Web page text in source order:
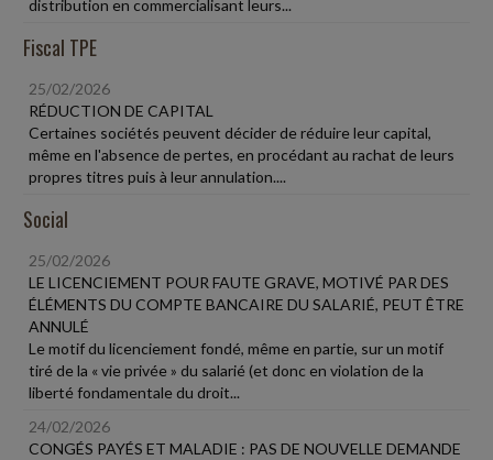
distribution en commercialisant leurs...
Fiscal TPE
25/02/2026
RÉDUCTION DE CAPITAL
Certaines sociétés peuvent décider de réduire leur capital,
même en l'absence de pertes, en procédant au rachat de leurs
propres titres puis à leur annulation....
Social
25/02/2026
LE LICENCIEMENT POUR FAUTE GRAVE, MOTIVÉ PAR DES
ÉLÉMENTS DU COMPTE BANCAIRE DU SALARIÉ, PEUT ÊTRE
ANNULÉ
Le motif du licenciement fondé, même en partie, sur un motif
tiré de la « vie privée » du salarié (et donc en violation de la
liberté fondamentale du droit...
24/02/2026
CONGÉS PAYÉS ET MALADIE : PAS DE NOUVELLE DEMANDE